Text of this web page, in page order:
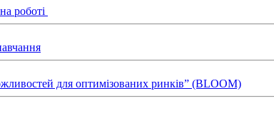
роботі
для оптимізованих ринків” (BLOOM)